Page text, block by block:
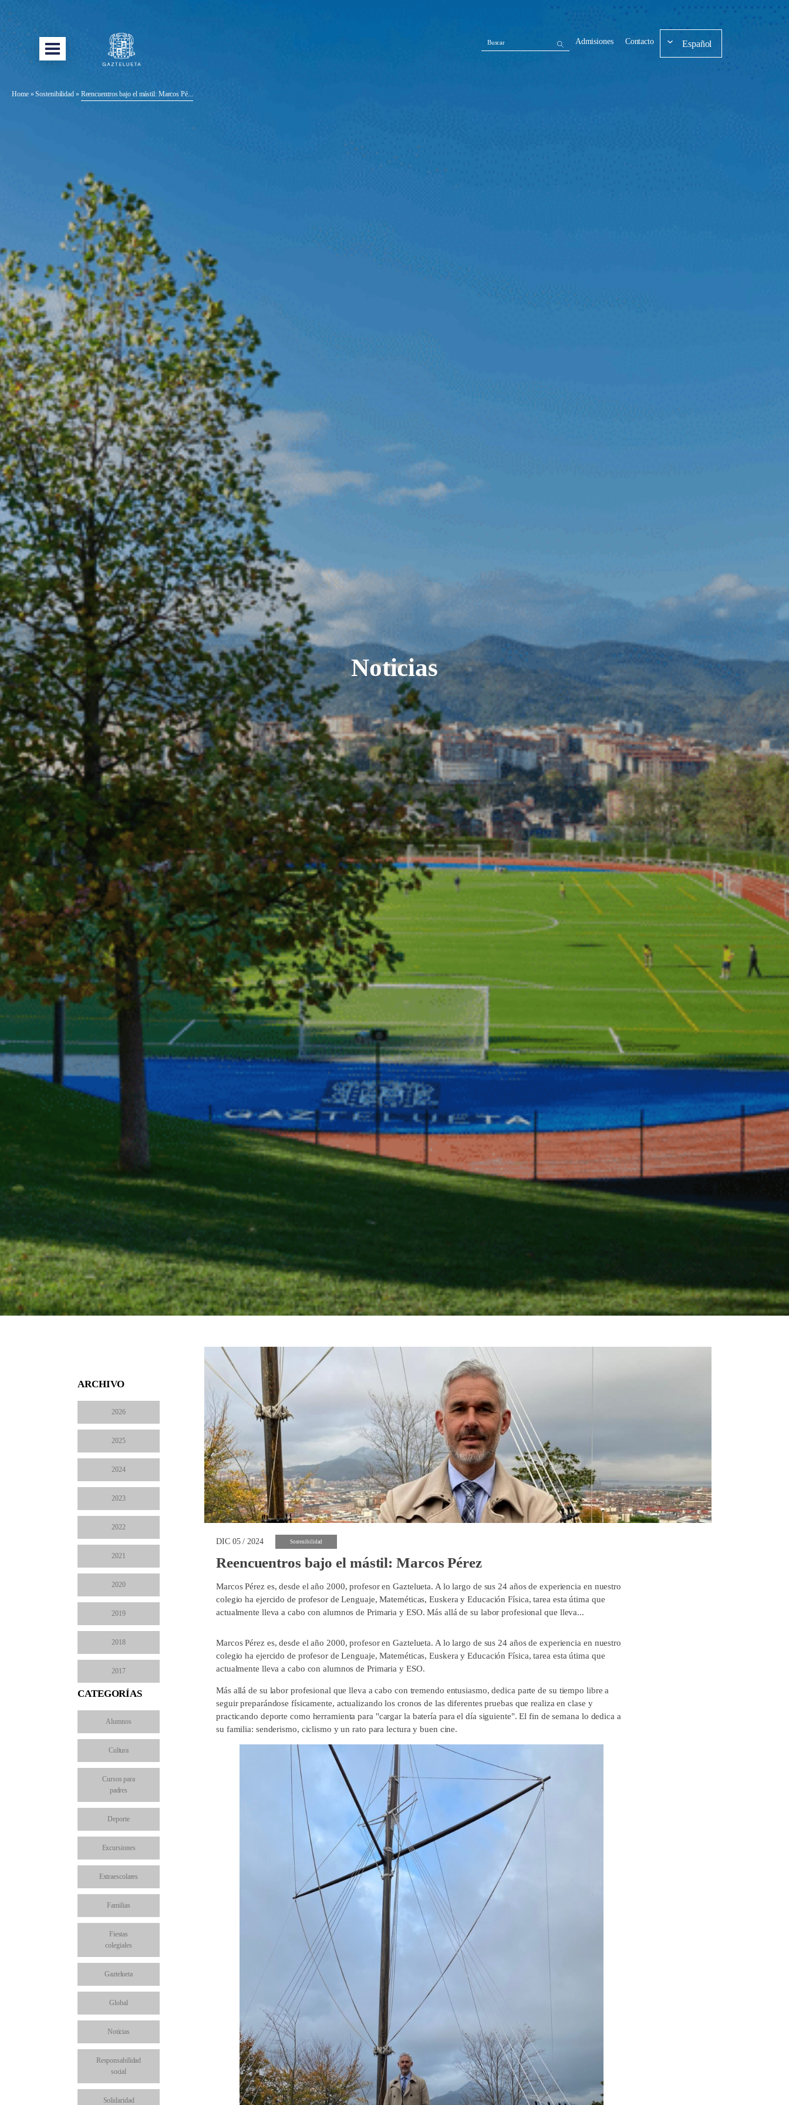
Home»Sostenibilidad» Reencuentros bajo el mástil: Marcos Pé...
Buscar Admisiones Contacto Español
Noticias
ARCHIVO
2026
2025
2024
2023
2022
2021
2020
2019
2018
2017
CATEGORÍAS
Alumnos
Cultura
Cursos para
padres
Deporte
Excursiones
Extraescolares
Familias
Fiestas
colegiales
Gaztelueta
Global
Noticias
Responsabilidad
social
Solidaridad
DIC 05 / 2024 Sostenibilidad
Reencuentros bajo el mástil: Marcos Pérez
Marcos Pérez es, desde el año 2000, profesor en Gaztelueta. A lo largo de sus 24 años de experiencia en nuestro
colegio ha ejercido de profesor de Lenguaje, Mateméticas, Euskera y Educación Física, tarea esta útima que
actualmente lleva a cabo con alumnos de Primaria y ESO. Más allá de su labor profesional que lleva...
Marcos Pérez es, desde el año 2000, profesor en Gaztelueta. A lo largo de sus 24 años de experiencia en nuestro
colegio ha ejercido de profesor de Lenguaje, Mateméticas, Euskera y Educación Física, tarea esta útima que
actualmente lleva a cabo con alumnos de Primaria y ESO.
Más allá de su labor profesional que lleva a cabo con tremendo entusiasmo, dedica parte de su tiempo libre a
seguir preparándose físicamente, actualizando los cronos de las diferentes pruebas que realiza en clase y
practicando deporte como herramienta para "cargar la batería para el día siguiente". El fin de semana lo dedica a
su familia: senderismo, ciclismo y un rato para lectura y buen cine.